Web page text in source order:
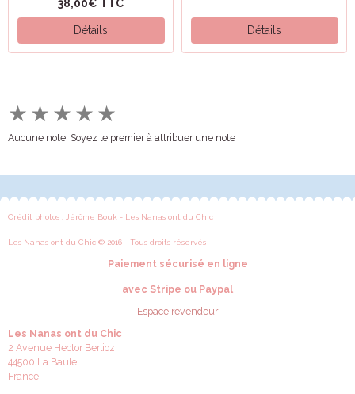
38,00€ TTC
Détails Détails
★ ★ ★ ★ ★
Aucune note. Soyez le premier à attribuer une note !
Crédit photos : Jérôme Bouk - Les Nanas ont du Chic
Les Nanas ont du Chic © 2016 - Tous droits réservés
Paiement sécurisé en ligne
avec Stripe ou Paypal
Espace revendeur
Les Nanas ont du Chic
2 Avenue Hector Berlioz
44500 La Baule
France